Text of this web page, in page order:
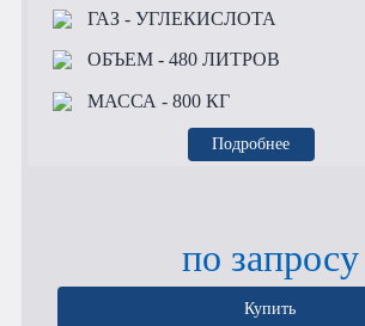
ГАЗ- УГЛЕКИСЛОТА
ОБЪЕМ- 480 ЛИТРОВ
МАССА - 800 КГ
Подробнее
по запросу
Купить